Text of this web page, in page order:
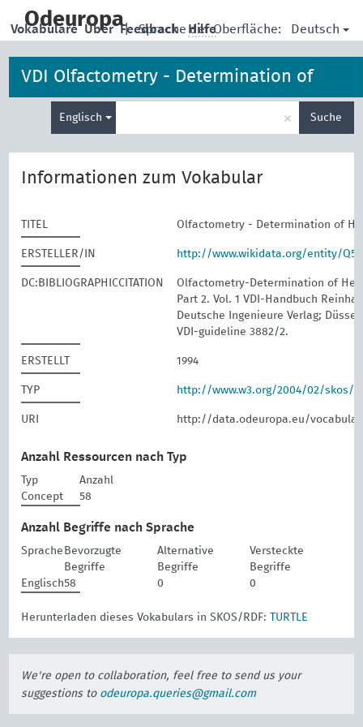
main
Odeuropa| Sprache der Oberfläche: Deutsch
Vokabulare Über Feedback Hilfe
VDI Olfactometry - Determination of
Hedonic Odour Tone
Englisch × Suche
Informationen zum Vokabular
TITEL Olfactometry - Determination of
ERSTELLER/IN http://www.wikidata.org/entity/
DC:BIBLIOGRAPHICCITATION
Olfactometry-Determination of
Part 2. Vol. 1 VDI-Handbuch
Deutsche Ingenieure Verlag;
VDI-guideline 3882/2.
ERSTELLT 1994
TYP http://www.w3.org/2004/02/skos/
URI http://data.odeuropa.eu/
Anzahl Ressourcen nach Typ
Typ
Anzahl
Concept
58
Anzahl Begriffe nach Sprache
Sprache Bevorzugte
Begriffe
Alternative
Begriffe
Versteckte
Begriffe
Englisch58 0 0
Herunterladen dieses Vokabulars in SKOS/RDF: TURTLE
We're open to collaboration, feel free to send us your
suggestions to odeuropa.queries@gmail.com